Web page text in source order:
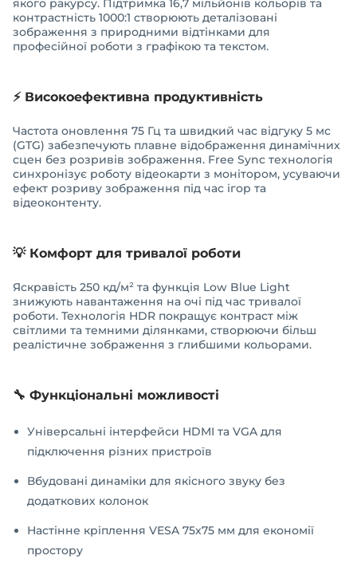
якого ракурсу. Підтримка 16,7 мільйонів кольорів та
контрастність 1000:1 створюють деталізовані
зображення з природними відтінками для
професійної роботи з графікою та текстом.
⚡ Високоефективна продуктивність
Частота оновлення 75 Гц та швидкий час відгуку 5 мс
(GTG) забезпечують плавне відображення динамічних
сцен без розривів зображення. Free Sync технологія
синхронізує роботу відеокарти з монітором, усуваючи
ефект розриву зображення під час ігор та
відеоконтенту.
💡 Комфорт для тривалої роботи
Яскравість 250 кд/м² та функція Low Blue Light
знижують навантаження на очі під час тривалої
роботи. Технологія HDR покращує контраст між
світлими та темними ділянками, створюючи більш
реалістичне зображення з глибшими кольорами.
🔧 Функціональні можливості
Універсальні інтерфейси HDMI та VGA для
підключення різних пристроїв
Вбудовані динаміки для якісного звуку без
додаткових колонок
Настінне кріплення VESA 75x75 мм для економії
простору